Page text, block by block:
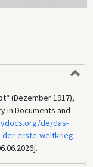
(Dezember 1917),
in Documents and
de/das-
der-erste-weltkrieg-